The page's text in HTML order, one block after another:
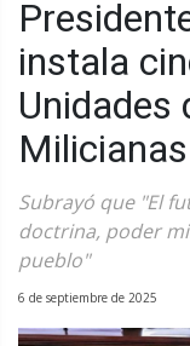
instala
Unidades
Milicianas
Subrayó que "El
doctrina, poder
pueblo"
6 de septiembre de 2025